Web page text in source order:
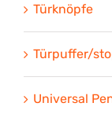
Türknöpfe
Türpuffer/
Universal